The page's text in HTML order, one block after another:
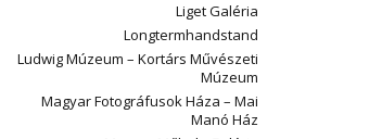
Liget Galéria
Longtermhandstand
Ludwig Múzeum – Kortárs Művészeti
Múzeum
Magyar Fotográfusok Háza – Mai
Manó Ház